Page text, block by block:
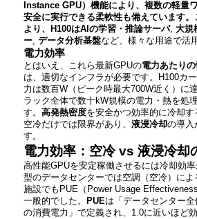
Instance GPU）機能により、複数の軽量
安全に実行できる柔軟性も備えています
より、H100はAIの学習・推論サーバ,大規
ー,データ分析基盤など、様々な用途で活
電力効率
とはいえ、これら最新GPUの電力あたり
は、適切なインフラが必要です。H100カ
力は数百W（ピーク時最大700W近く）に
ラック全体で数十kW規模の電力・熱を処
す。 高発熱密度を安全かつ効率的に冷却
空冷だけでは限界があり、液浸冷却の導入
す。
電力効率：空冷 vs 液浸冷却
高性能GPUを安定稼働させるには冷却効
型のデータセンターでは空調（空冷）に
施設でもPUE（Power Usage
一般的でした。
PUEは「データセンター
の消費電力」で定義され、1.0に近いほど